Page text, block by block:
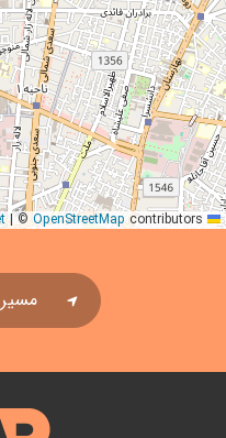
|© OpenStreetMapcontributors